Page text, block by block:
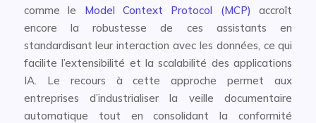
comme le Model Context Protocol (MCP)
accroît
encore la robustesse de ces assistants en
standardisant leur interaction avec les données, ce qui
facilite l’extensibilité et la scalabilité des applications
IA. Le recours à cette approche permet aux
entreprises d’industrialiser la veille documentaire
automatique tout en consolidant la conformité